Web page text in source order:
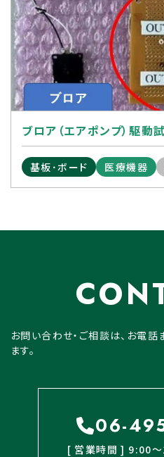
ブロア（エアポンプ）駆動
基板･ボード 医療機器
お問い合わせ・ご相談は、お電話
ます。
06-
[ 営業時間 ] 9:00〜